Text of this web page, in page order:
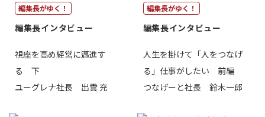
編集長がゆく！
編集長インタビュー
視座を高め経営に邁進す
る 下
ユーグレナ社長 出雲 充
編集長がゆく！
編集長インタビュー
人生を掛けて「人をつなげ
る」仕事がしたい 前編
つなげーと社長 鈴木一郎